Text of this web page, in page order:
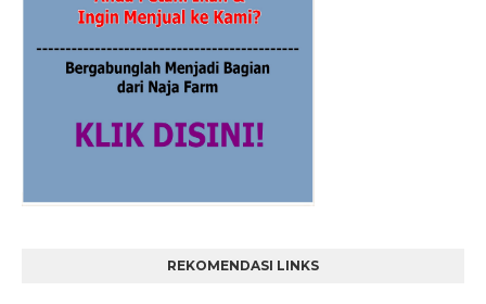
REKOMENDASI LINKS